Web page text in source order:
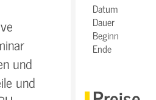
und
und
Datum
Dauer
Beginn
Ende